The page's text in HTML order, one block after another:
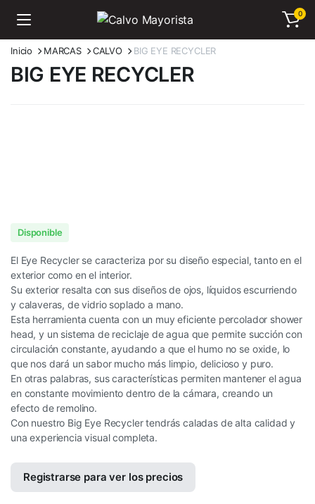
0
Inicio MARCAS CALVO BIG EYE RECYCLER
BIG EYE RECYCLER
Disponible
El Eye Recycler se caracteriza por su diseño especial, tanto en el
exterior como en el interior.
Su exterior resalta con sus diseños de ojos, líquidos escurriendo
y calaveras, de vidrio soplado a mano.
Esta herramienta cuenta con un muy eficiente percolador shower
head, y un sistema de reciclaje de agua que permite succión con
circulación constante, ayudando a que el humo no se oxide, lo
que nos dará un sabor mucho más limpio, delicioso y puro.
En otras palabras, sus características permiten mantener el agua
en constante movimiento dentro de la cámara, creando un
efecto de remolino.
Con nuestro Big Eye Recycler tendrás caladas de alta calidad y
una experiencia visual completa.
Registrarse para ver los precios